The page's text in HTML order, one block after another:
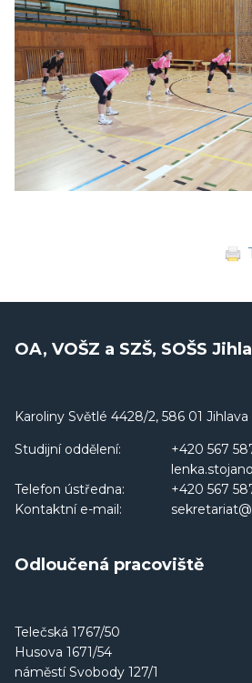
OA, VOŠZ a SZŠ, SOŠS
Karoliny Světlé 4428/2, 586 01 Jihlava
Studijní oddělení:
+420 567
Telefon ústředna:
+420 567
Kontaktní e-mail:
Odloučená pracoviště
Telečská 1767/50
Husova 1671/54
náměstí Svobody 127/1